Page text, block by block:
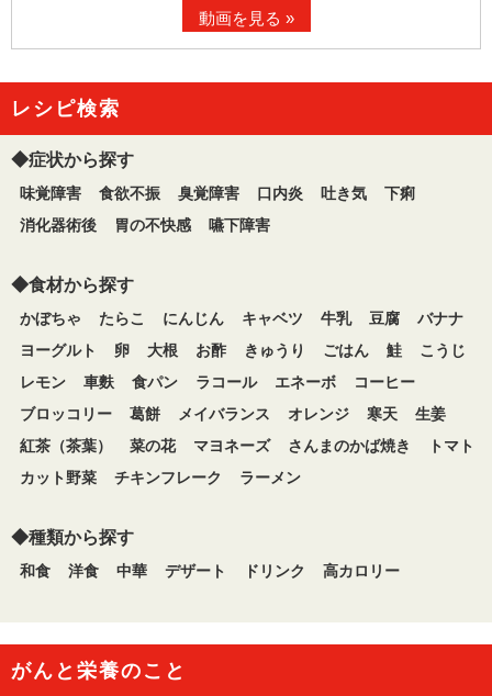
動画を見る »
レシピ検索
◆症状から探す
味覚障害 食欲不振 臭覚障害 口内炎 吐き気
下痢
消化器術後
胃の不快感 嚥下障害
◆食材から探す
かぼちゃ たらこ にんじん キャベツ 牛乳 豆腐
バナナ
ヨーグルト
卵 大根 お酢 きゅうり ごはん 鮭
こうじ
レモン
車麩 食パン ラコール エネーボ
コーヒー
ブロッコリー
葛餅 メイバランス オレンジ 寒天
生姜
紅茶（茶葉）
菜の花 マヨネーズ さんまのかば焼き
トマト
カット野菜
チキンフレーク ラーメン
◆種類から探す
和食 洋食 中華 デザート ドリンク 高カロリー
がんと栄養のこと